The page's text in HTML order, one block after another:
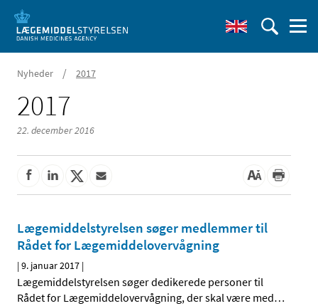
Nyheder / 2017
2017
22. december 2016
Lægemiddelstyrelsen søger medlemmer til
Rådet for Lægemiddelovervågning
|9. januar 2017 |
Lægemiddelstyrelsen søger dedikerede personer til
Rådet for Lægemiddelovervågning, der skal være med…